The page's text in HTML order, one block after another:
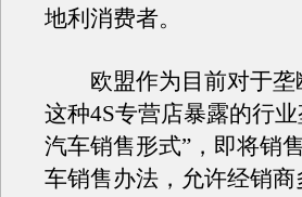
地利消费者。
欧盟作为目前对于垄
这种4S专营店暴露的行
汽车销售形式”，即将销
车销售办法，允许经销商